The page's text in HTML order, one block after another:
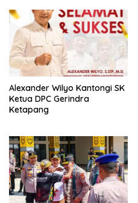
Alexander Wilyo Kantongi SK
Ketua DPC Gerindra
Ketapang